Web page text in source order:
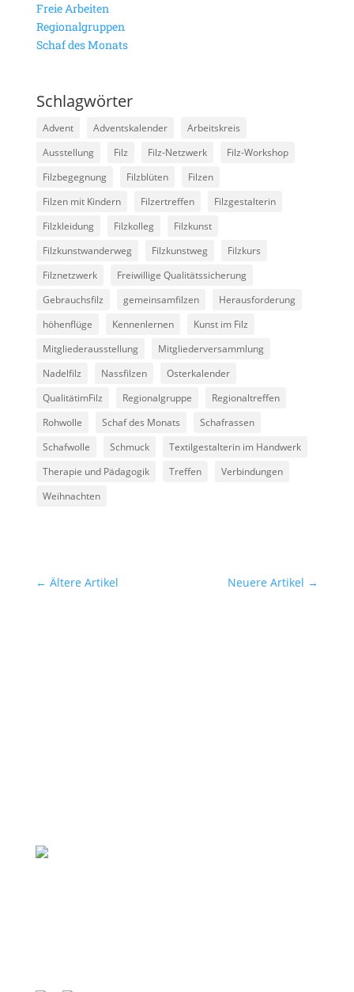
Freie Arbeiten
Regionalgruppen
Schaf des Monats
Schlagwörter
Advent Adventskalender
Arbeitskreis
Ausstellung
Filz Filz-Netzwerk
Filz-Workshop
Filzbegegnung
Filzblüten
Filzen
Filzen mit Kindern
Filzertreffen
Filzgestalterin
Filzkleidung
Filzkolleg
Filzkunst
Filzkunstwanderweg
Filzkunstweg
Filzkurs
Filznetzwerk
Freiwillige Qualitätssicherung
Gebrauchsfilz
gemeinsamfilzen
Herausforderung
höhenflüge
Kennenlernen
Kunst im Filz
Mitgliederausstellung
Mitgliederversammlung
Nadelfilz
Nassfilzen
Osterkalender
QualitätimFilz
Regionalgruppe
Regionaltreffen
Rohwolle
Schaf des Monats
Schafrassen
Schafwolle
Schmuck
Textilgestalterin im Handwerk
Therapie und Pädagogik
Treffen
Verbindungen
Weihnachten
← Ältere Artikel Neuere Artikel →